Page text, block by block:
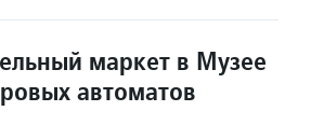
маркет в Музее
автоматов